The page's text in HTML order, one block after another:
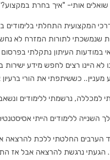
שואלים אותי- "איך בחרת
במודעות העיתון נתקלתי
לא היינו רצים לחפש מידע
מעניין.. כששיתפתי את הורי
למכללה, נרשמתי ללימודים
השנייה ללימודים הייתי
הערבים החלטתי ללכת להרצאה
הגעתי נרגשת להרצאה אבל אז